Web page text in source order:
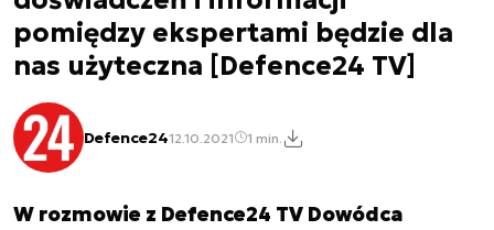
pomiędzy ekspertami będzie dla
nas użyteczna [Defence24 TV]
Defence2412.10.2021 1 min.
W rozmowie z Defence24 TV Dowódca